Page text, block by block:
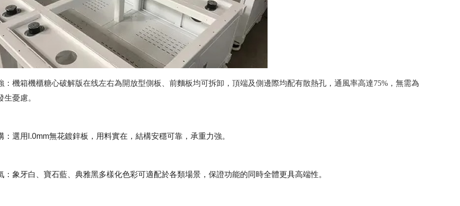
：機箱機櫃糖心破解版在线左右為開放型側板、前麵板均可拆卸，頂端及側邊際均配有散熱孔，通風率高達75%，無需為
慮。
：選用l.0mm無花鍍鋅板，用料實在，結構安穩可靠，承重力強。
：象牙白、寶石藍、典雅黑多樣化色彩可適配於各類場景，保證功能的同時全體更具高端性。